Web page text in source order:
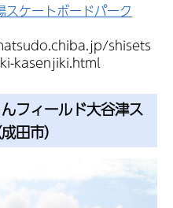
ケートボードパーク
shisets
kasenjiki.html
フィールド大谷津ス
成田市）